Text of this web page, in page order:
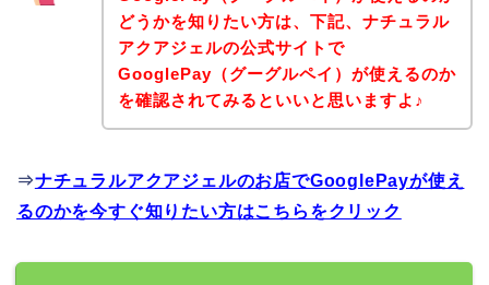
どうかを知りたい方は、下記、ナチュラル
アクアジェルの公式サイトで
GooglePay（グーグルペイ）が使えるのか
を確認されてみるといいと思いますよ♪
⇒ナチュラルアクアジェルのお店でGooglePayが使え
るのかを今すぐ知りたい方はこちらをクリック